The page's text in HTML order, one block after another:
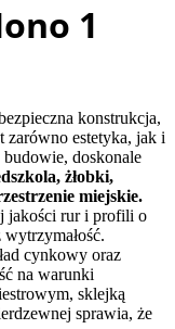
1
konstrukcja,
zarówno estetyka, jak i
doskonale
żłobki,
miejskie.
jakości rur i profili o
cynkowy oraz
na warunki
sklejką
sprawia, że